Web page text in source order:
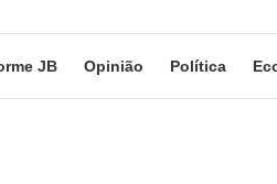
JB Opinião Política